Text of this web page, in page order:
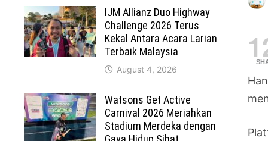
IJM Allianz Duo Highway
Challenge 2026 Terus
Kekal Antara Acara Larian
Terbaik Malaysia
August 4, 2026
Watsons Get Active
Carnival 2026 Meriahkan
Stadium Merdeka dengan